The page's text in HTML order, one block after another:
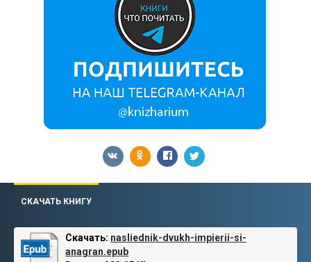
СКАЧАТЬ КНИГУ
Скачать: nasliednik-dvukh-impierii-si-
anagran.epub